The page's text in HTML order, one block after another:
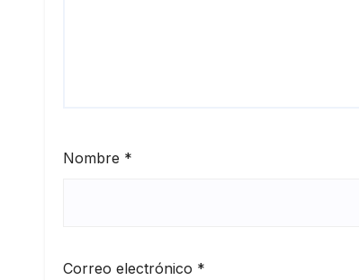
Nombre *
Correo electrónico *